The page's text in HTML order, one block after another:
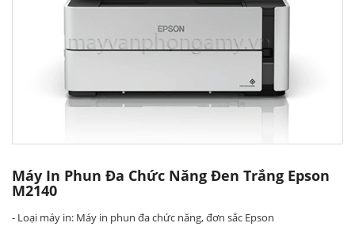
Máy In Phun Đa Chức Năng Đen Trắng Epson
M2140
- Loại máy in: Máy in phun đa chức năng, đơn sắc Epson